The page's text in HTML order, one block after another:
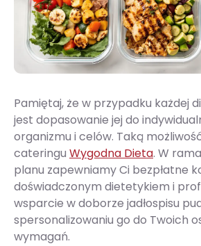
Pamiętaj, że w przypadku każdej
jest dopasowanie jej do
organizmu i celów. Taką
cateringu Wygodna Dieta. W
planu zapewniamy Ci bezpłatne
doświadczonym dietetykiem i
wsparcie w doborze jadłospisu
spersonalizowaniu go do Twoich
wymagań.